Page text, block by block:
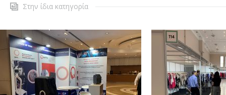
Στην ίδια κατηγορία